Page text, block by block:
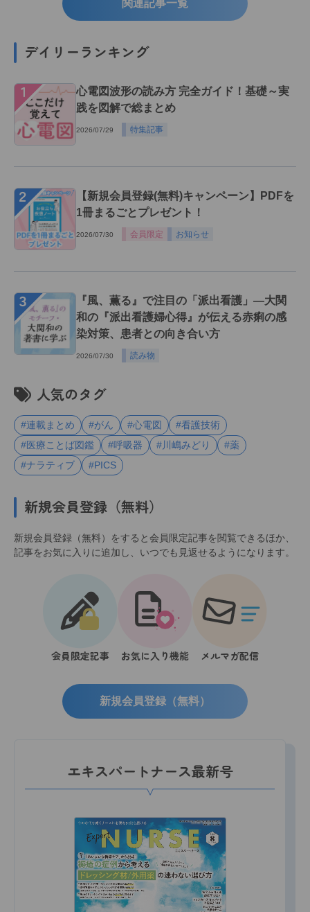
関連記事一覧
デイリーランキング
１
心電図波形の読み方 完全ガイド！基礎～実
践を図解で総まとめ
2026/07/29 特集記事
２
【新規会員登録(無料)キャンペーン】PDFを
1冊まるごとプレゼント！
2026/07/30 会員限定 お知らせ
３
『風、薫る』で注目の「派出看護」―大関
和の『派出看護婦心得』が伝える赤痢の感
染対策、患者との向き合い方
2026/07/30 読み物
人気のタグ
#連載まとめ #がん #心電図
#看護技術
#医療ことば図鑑
#呼吸器 #川嶋みどり
#薬
#ナラティブ
#PICS
新規会員登録（無料）
新規会員登録（無料）をすると会員限定記事を閲覧できるほか、
記事をお気に入りに追加し、いつでも見返せるようになります。
会員限定記事 お気に入り機能 メルマガ配信
新規会員登録（無料）
エキスパートナース最新号